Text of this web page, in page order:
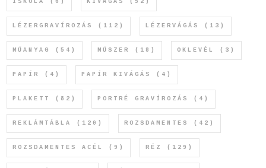
ISKOLA (6) KIVÁGÁS (52)
LÉZERGRAVÍROZÁS (112) LÉZERVÁGÁS (13)
MŰANYAG (54) MŰSZER (18) OKLEVÉL (3)
PAPÍR (4) PAPÍR KIVÁGÁS (4)
PLAKETT (82) PORTRÉ GRAVÍROZÁS (4)
REKLÁMTÁBLA (120) ROZSDAMENTES (42)
ROZSDAMENTES ACÉL (9) RÉZ (129)